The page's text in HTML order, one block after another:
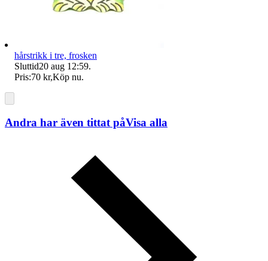
hårstrikk i tre, frosken
Sluttid20 aug 12:59.
Pris:70 kr,Köp nu.
Andra har även tittat påVisa alla